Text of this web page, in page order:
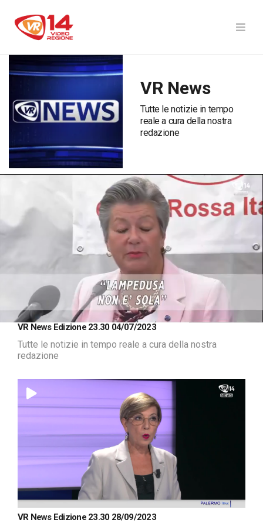
VR News
Tutte le notizie in tempo
reale a cura della nostra
redazione
Unmute Loaded:
3.16%
VR News Edizione 23.30 04/07/2023
Tutte le notizie in tempo reale a cura della nostra
redazione
VR News Edizione 23.30 28/09/2023